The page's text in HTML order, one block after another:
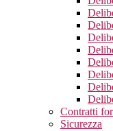
Contratti
Sicurezza